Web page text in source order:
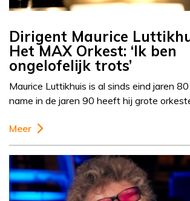
Dirigent Maurice
Het MAX Orkest: ‘Ik ben
ongelofelijk trots’
Maurice Luttikhuis is al sinds eind jaren
name in de jaren 90 heeft hij grote
Meer